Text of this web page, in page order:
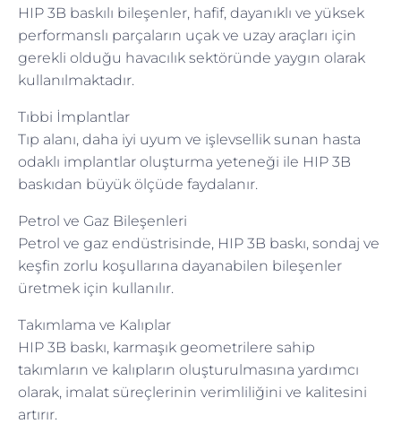
HIP 3B baskılı bileşenler, hafif, dayanıklı ve yüksek
performanslı parçaların uçak ve uzay araçları için
gerekli olduğu havacılık sektöründe yaygın olarak
kullanılmaktadır.
Tıbbi İmplantlar
Tıp alanı, daha iyi uyum ve işlevsellik sunan hasta
odaklı implantlar oluşturma yeteneği ile HIP 3B
baskıdan büyük ölçüde faydalanır.
Petrol ve Gaz Bileşenleri
Petrol ve gaz endüstrisinde, HIP 3B baskı, sondaj ve
keşfin zorlu koşullarına dayanabilen bileşenler
üretmek için kullanılır.
Takımlama ve Kalıplar
HIP 3B baskı, karmaşık geometrilere sahip
takımların ve kalıpların oluşturulmasına yardımcı
olarak, imalat süreçlerinin verimliliğini ve kalitesini
artırır.